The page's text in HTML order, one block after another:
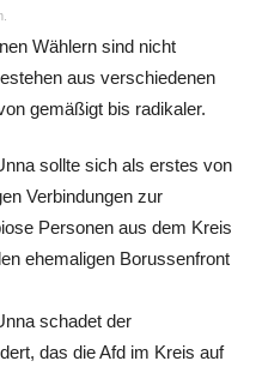
Wählern sind nicht
aus verschiedenen
gemäßigt bis radikaler.
sollte sich als erstes von
Verbindungen zur
Personen aus dem Kreis
ehemaligen Borussenfront
schadet der
das die Afd im Kreis auf